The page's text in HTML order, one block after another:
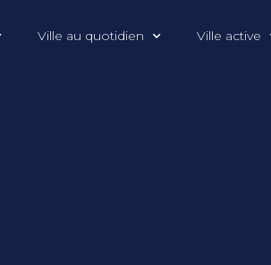
Ville au quotidien Ville active